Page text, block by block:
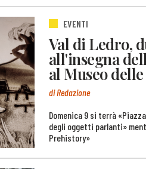
EVENTI
Val di Ledro,
all'insegna
al Museo
di Redazione
Domenica 9 si terrà
degli oggetti parlanti»
Prehistory»